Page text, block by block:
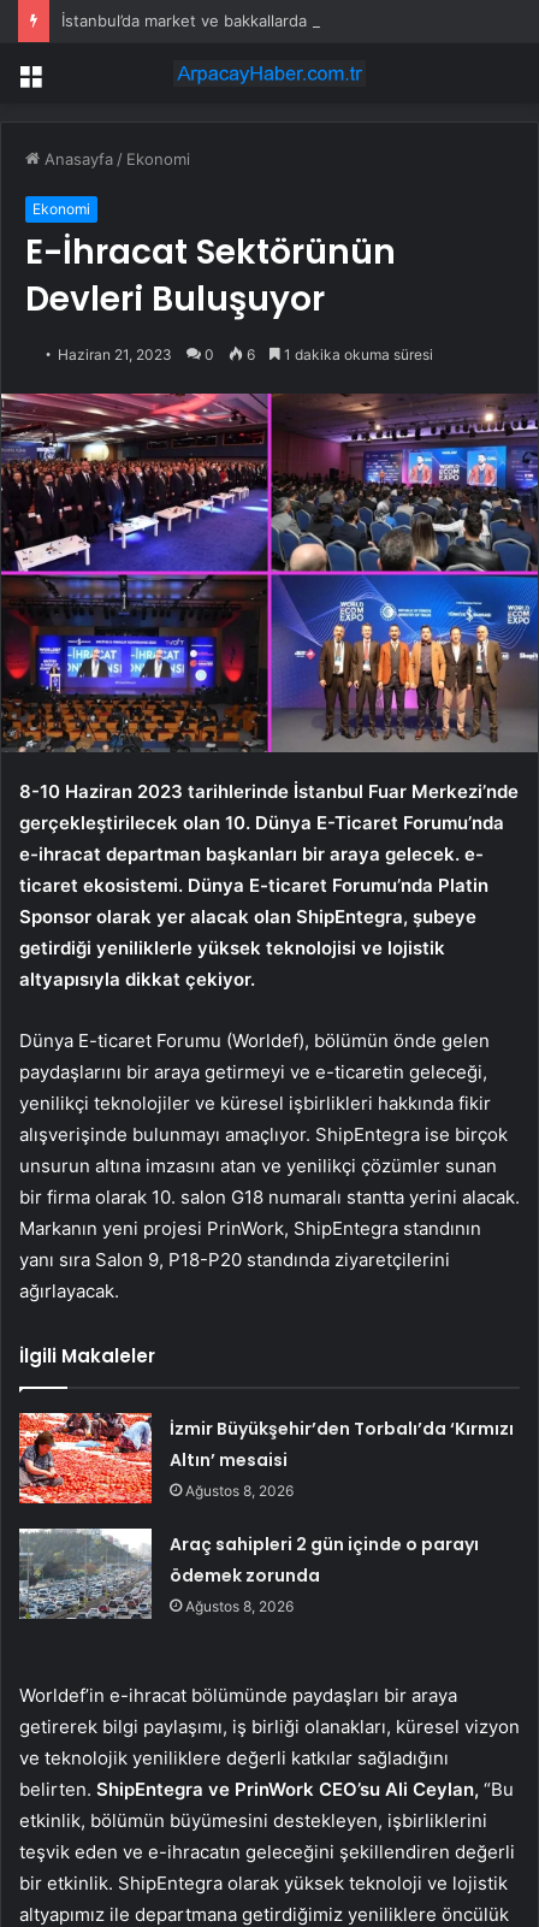
Menü
Anasayfa / Ekonomi
Ekonomi
E-İhracat Sektörünün
Devleri Buluşuyor
Haziran 21, 2023 0 6 1 dakika okuma süresi
8-10 Haziran 2023 tarihlerinde İstanbul Fuar Merkezi’nde
gerçekleştirilecek olan 10. Dünya E-Ticaret Forumu’nda
e-ihracat departman başkanları bir araya gelecek. e-
ticaret ekosistemi. Dünya E-ticaret Forumu’nda Platin
Sponsor olarak yer alacak olan ShipEntegra, şubeye
getirdiği yeniliklerle yüksek teknolojisi ve lojistik
altyapısıyla dikkat çekiyor.
Dünya E-ticaret Forumu (Worldef), bölümün önde gelen
paydaşlarını bir araya getirmeyi ve e-ticaretin geleceği,
yenilikçi teknolojiler ve küresel işbirlikleri hakkında fikir
alışverişinde bulunmayı amaçlıyor. ShipEntegra ise birçok
unsurun altına imzasını atan ve yenilikçi çözümler sunan
bir firma olarak 10. salon G18 numaralı stantta yerini alacak.
Markanın yeni projesi PrinWork, ShipEntegra standının
yanı sıra Salon 9, P18-P20 standında ziyaretçilerini
ağırlayacak.
İlgili Makaleler
İzmir Büyükşehir’den Torbalı’da ‘Kırmızı
Altın’ mesaisi
Ağustos 8, 2026
Araç sahipleri 2 gün içinde o parayı
ödemek zorunda
Ağustos 8, 2026
Worldef’in e-ihracat bölümünde paydaşları bir araya
getirerek bilgi paylaşımı, iş birliği olanakları, küresel vizyon
ve teknolojik yeniliklere değerli katkılar sağladığını
belirten. ShipEntegra ve PrinWork CEO’su Ali Ceylan, “Bu
etkinlik, bölümün büyümesini destekleyen, işbirliklerini
teşvik eden ve e-ihracatın geleceğini şekillendiren değerli
bir etkinlik. ShipEntegra olarak yüksek teknoloji ve lojistik
altyapımız ile departmana getirdiğimiz yeniliklere öncülük